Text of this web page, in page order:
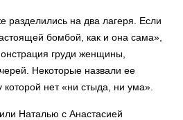
разделились на два лагеря. Если
бомбой, как и она сама»,
груди женщины,
Некоторые назвали ее
нет «ни стыда, ни ума».
Наталью с Анастасией